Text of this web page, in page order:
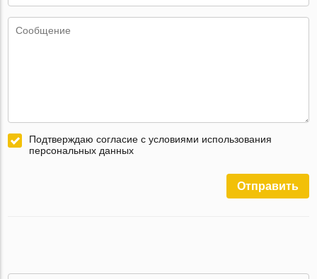
Подтверждаю согласие с условиями использования
персональных данных
Отправить